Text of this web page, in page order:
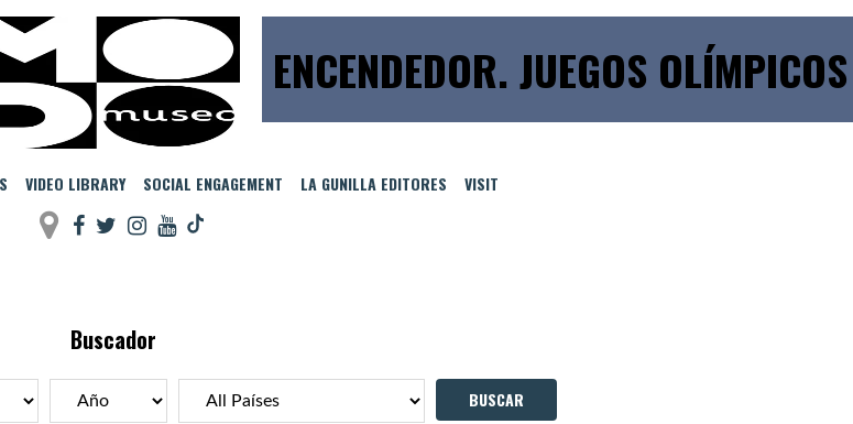
ENCENDEDOR. JUEGOS
VIDEO LIBRARY SOCIAL ENGAGEMENT LA GUNILLA EDITORES VISIT
Buscador